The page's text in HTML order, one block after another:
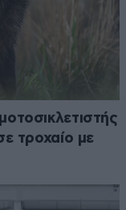
τροχαίο με